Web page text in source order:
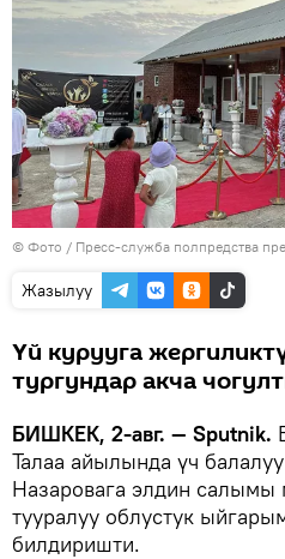
© Фото / Пресс-служба полпредства
Жазылуу
Үй курууга
тургундар акча
БИШКЕК, 2-авг. — Sputnik.
Талаа айылында үч
Назаровага элдин салымы
тууралуу облустук
билдиришти.